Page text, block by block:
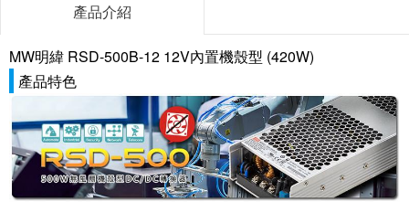
產品介紹
MW明緯 RSD-500B-12 12V內置機殼型 (420W)
產品特色